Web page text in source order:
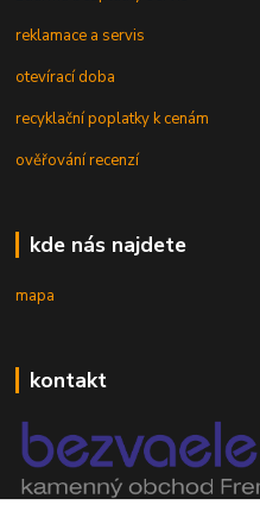
reklamace a servis
otevírací doba
recyklační poplatky k cenám
ověřování recenzí
kde nás najdete
mapa
kontakt